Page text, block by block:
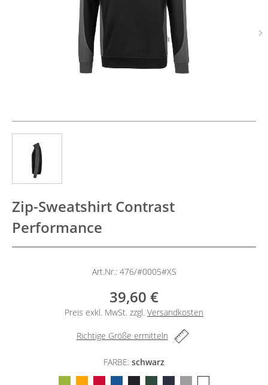
Zip-Sweatshirt Contrast
Performance
Art.Nr.: 476/#0005#XS
39,60 €
Preis exkl. MwSt. zzgl. Versandkosten
Richtige Größe ermitteln
FARBE: schwarz